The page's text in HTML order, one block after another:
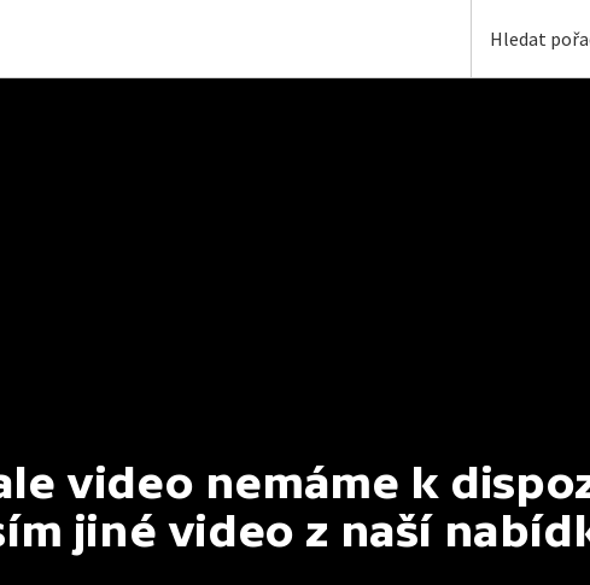
video nemáme k
jiné video z naší